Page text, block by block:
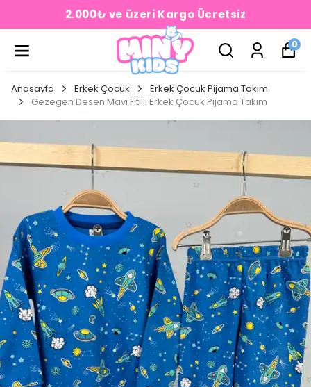
2.000₺ ve üzeri Kargo Ücretsiz
0
Anasayfa Erkek Çocuk
Erkek Çocuk Pijama Takım
Gezegen Desen Mavi Fitilli Erkek Çocuk Pijama Takım